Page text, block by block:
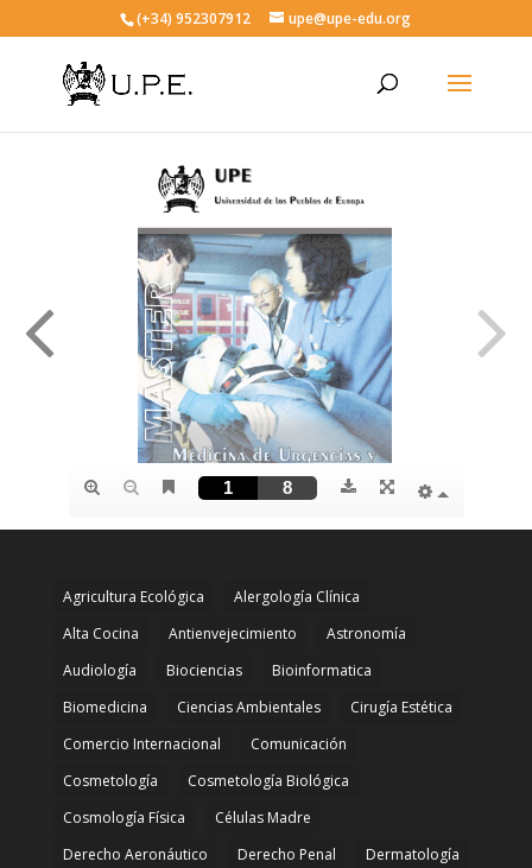
(+34) 952307912 upe@upe-edu.org
Agricultura Ecológica
Alergología Clínica
Alta Cocina
Antienvejecimiento
Astronomía
Audiología
Biociencias
Bioinformatica
Biomedicina
Ciencias Ambientales
Cirugía Estética
Comercio Internacional
Comunicación
Cosmetología
Cosmetología Biológica
Cosmología Física
Células Madre
Derecho Aeronáutico
Derecho Penal
Dermatología